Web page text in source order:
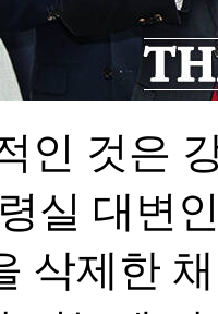
인 것은
실 대변
삭제한